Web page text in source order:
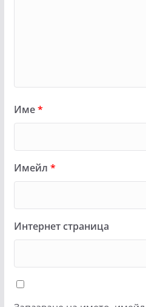
Име*
Имейл *
Интернет страница